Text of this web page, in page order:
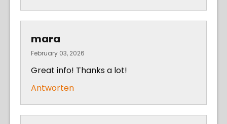
mara
February 03, 2026
Great info! Thanks a lot!
Antworten